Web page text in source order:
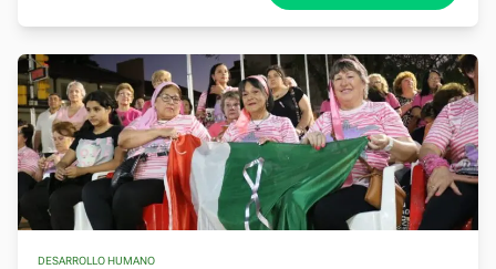
DESARROLLO HUMANO